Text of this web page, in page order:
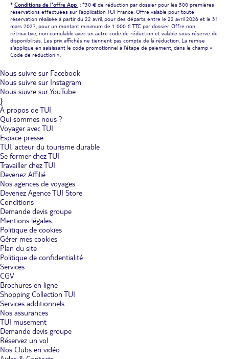
* Conditions de l'offre App : *30 € de réduction par dossier pour les 500 premières
réservations effectuées sur l'application TUI France. Offre valable pour toute
réservation réalisée à partir du 22 avril, pour des départs entre le 22 avril 2026 et le 31
mars 2027, pour un montant minimum de 1 000 € TTC par dossier. Offre non
rétroactive, non cumulable avec un autre code de réduction et valable sous réserve de
disponibilités. Les prix affichés ne tiennent pas compte de la réduction. La remise
s'applique en saisissant le code promotionnel à l'étape de paiement, dans le champ «
Code de réduction ».
Nous suivre sur Facebook
Nous suivre sur Instagram
Nous suivre sur YouTube
}
À propos de TUI
Qui sommes nous ?
Voyager avec TUI
Espace presse
TUI, acteur du tourisme durable
Se former chez TUI
Travailler chez TUI
Devenez Affilié
Nos agences de voyages
Devenez Agence TUI Store
Conditions
Demande devis groupe
Mentions légales
Politique de cookies
Gérer mes cookies
Plan du site
Politique de confidentialité
Services
CGV
Brochures en ligne
Shopping Collection TUI
Services additionnels
Nos assurances
TUI musement
Demande devis groupe
Réservez un vol
Nos Clubs en vidéo